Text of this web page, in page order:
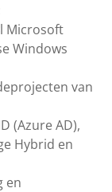
Microsoft
Windows
van
(Azure AD),
Hybrid en
en